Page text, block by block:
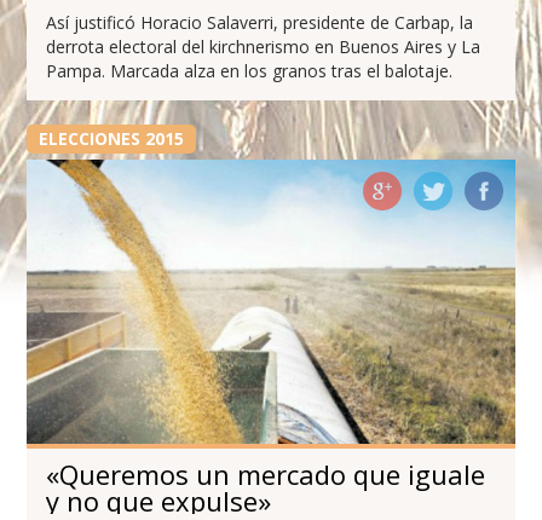
Así justificó Horacio Salaverri, presidente de Carbap, la
derrota electoral del kirchnerismo en Buenos Aires y La
Pampa. Marcada alza en los granos tras el balotaje.
ELECCIONES 2015
«Queremos un mercado que iguale
y no que expulse»